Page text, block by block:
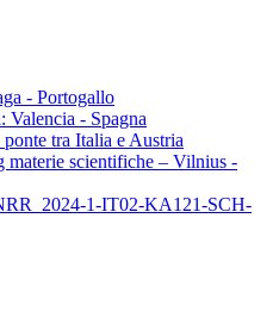
- Portogallo
Valencia - Spagna
tra Italia e Austria
materie scientifiche – Vilnius -
1-IT02-KA121-SCH-